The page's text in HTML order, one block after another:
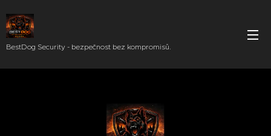
BestDog Security - bezpečnost bez kompromisů.